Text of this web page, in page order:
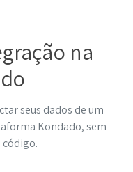
na
seus dados de um
Kondado, sem
código.